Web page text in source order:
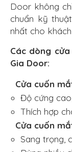
Door không
chuẩn kỹ
nhất cho
Các dòng
Gia Door:
Cửa cuốn
Độ cứng
Thích hợp
Cửa cuốn
Sang trọng,